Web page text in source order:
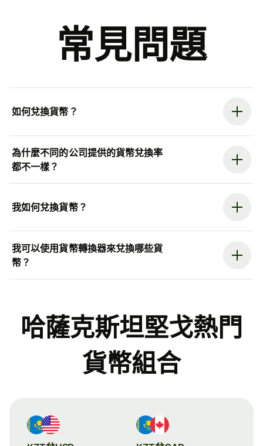
常見問題
如何兌換貨幣？
為什麼不同的公司提供的貨幣兌換率
都不一樣？
我如何兌換貨幣？
我可以使用貨幣轉換器來兌換哪些貨
幣？
哈薩克斯坦堅戈熱門
貨幣組合